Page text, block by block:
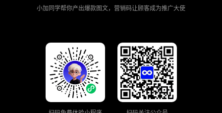
小加同学帮你产出爆款图文，营销码让顾客成为推广大使